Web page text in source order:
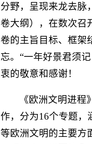
分野，呈现来龙去脉
卷大纲），在数次召
卷的主旨目标、框架
忘。“一年好景君须
衷的敬意和感谢！
《欧洲文明进
作，分为16个专题，
等欧洲文明的主要方